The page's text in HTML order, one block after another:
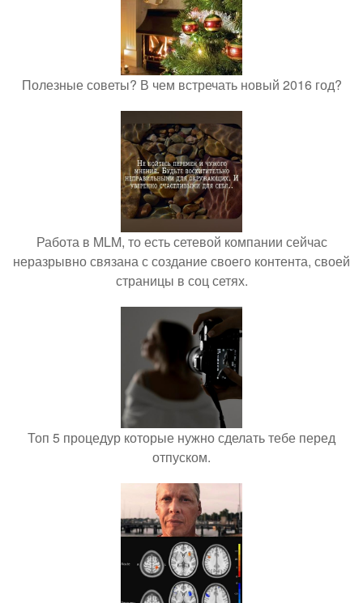
Полезные советы? В чем встречать новый 2016 год?
Работа в MLM, то есть сетевой компании сейчас
неразрывно связана с создание своего контента, своей
страницы в соц сетях.
Топ 5 процедур которые нужно сделать тебе перед
отпуском.